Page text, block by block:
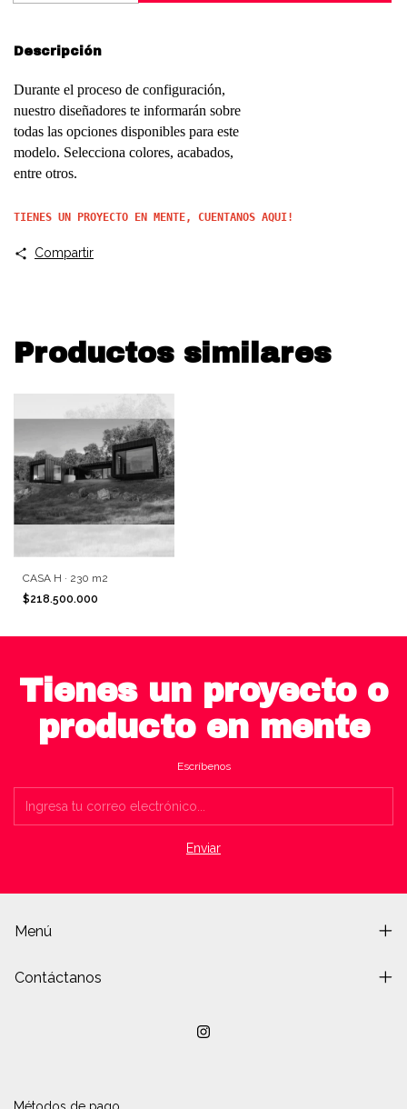
Descripción
Durante el proceso de configuración,
nuestro diseñadores te informarán sobre
todas las opciones disponibles para este
modelo. Selecciona colores, acabados,
entre otros.
TIENES UN PROYECTO EN MENTE, CUENTANOS AQUI!
Compartir
Productos similares
CASA H · 230 m2
$218.500.000
Tienes un proyecto o
producto en mente
Escríbenos
Menú
Contáctanos
Métodos de pago